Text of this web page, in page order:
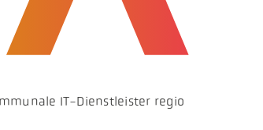
IT-Dienstleister regio